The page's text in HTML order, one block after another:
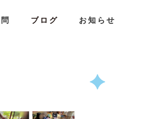
ブログ お知らせ